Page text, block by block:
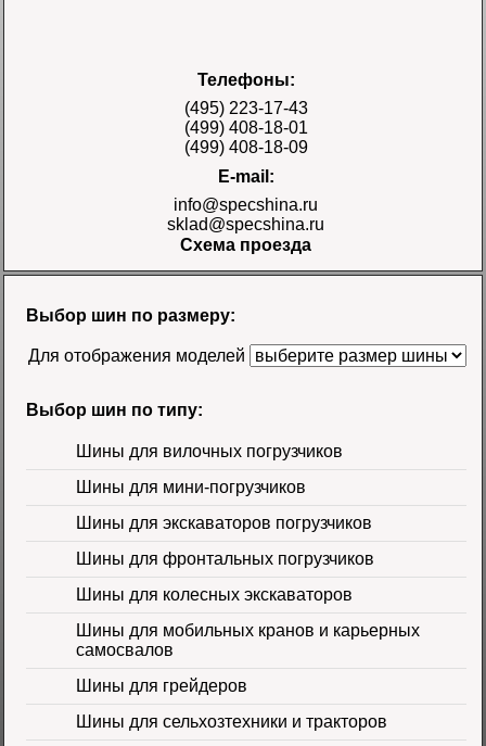
E-3/L-3 TT Naaats
Цена 48000 руб.
58500 руб.
Шина 16.9-30
14PR TL Galaxy
Цена 60000 руб.
Шина 16.9-24 16PR
Телефоны:
(495) 223-17-43
(499) 408-18-01
(499) 408-18-09
E-mail:
info@specshina.ru
sklad@specshina.ru
Схема проезда
Выбор шин по размеру:
Для отображения моделей
Выбор шин по типу:
Шины для вилочных погрузчиков
Шины для мини-погрузчиков
Шины для экскаваторов погрузчиков
Шины для фронтальных погрузчиков
Шины для колесных экскаваторов
Шины для мобильных кранов и карьерных
самосвалов
Шины для грейдеров
Шины для сельхозтехники и тракторов